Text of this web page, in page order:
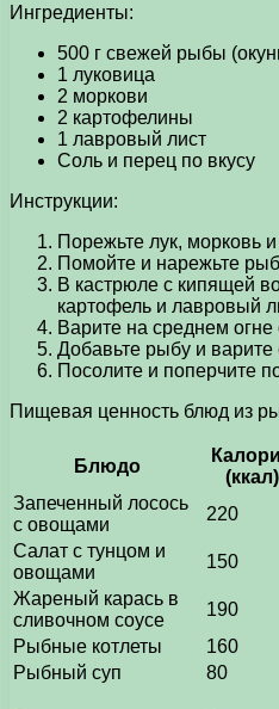
Ингредиенты:
500 г свежей рыбы
1 луковица
2 моркови
2 картофелины
1 лавровый лист
Соль и перец по вкусу
Инструкции:
Порежьте лук, морковь
Помойте и нарежьте
В кастрюле с кипящей
картофель и лавровый
Варите на среднем огне
Добавьте рыбу и
Посолите и поперчите
Пищевая ценность блюд из
Блюдо
(ккал)
Запеченный лосось
с овощами
220
Салат с тунцом и
овощами
150
Жареный карась в
сливочном соусе
190
Рыбные котлеты
160
Рыбный суп
80